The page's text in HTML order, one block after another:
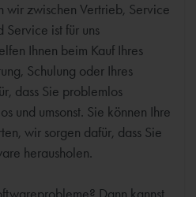
wir zwischen Vertrieb, Service
Service ist für uns
Ihnen beim Kauf Ihres
Schulung oder Ihres
dass Sie problemlos
und umsonst. Sie können Ihre
wir sorgen dafür, dass Sie
herausholen.
Dann kannst